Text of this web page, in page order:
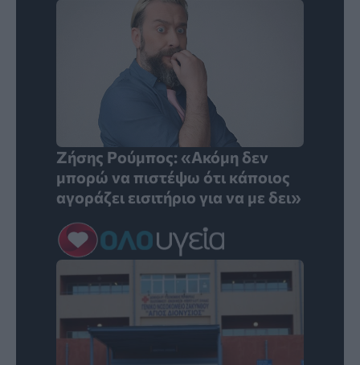
Ζήσης Ρούμπος: «Ακόμη δεν
μπορώ να πιστέψω ότι κάποιος
αγοράζει εισιτήριο για να με δει»